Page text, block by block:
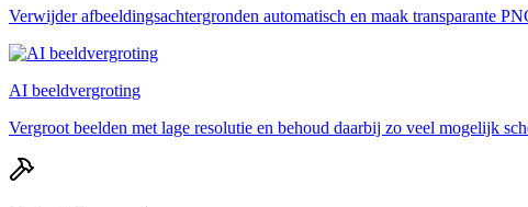
Verwijder afbeeldingsachtergronden automatisch en maak transparante
AI beeldvergroting
Vergroot beelden met lage resolutie en behoud daarbij zo veel mogelijk